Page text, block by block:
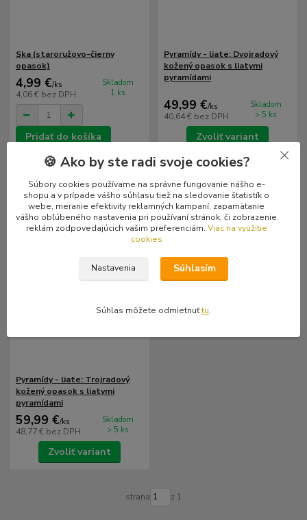
Ska (staroružovo-čierny
opasok)
4,99 €/ks
4,06 € bez DPH
Skladom
1 ks
Pridať do košíka
Pyramídy - liate: Dvojradový
kožený opasok s liatymi
pyramídami
49,99 €/ks
40,64 € bez DPH
Skladom
> 5 ks
Zvoliť variant
Pyramídy - liate: Trojradový
kožený opasok s liatymi
pyramídami
59,99 €/ks
48,77 € bez DPH
Skladom
> 5 ks
Zvoliť variant
strana z 1
🍪 Ako by ste radi svoje cookies?
Súbory cookies používame na správne fungovanie nášho e-
shopu a v prípade vášho súhlasu tiež na sledovanie štatistík o
webe, meranie efektivity reklamných kampaní, zapamätanie
vášho obľúbeného nastavenia pri používaní stránok, či zobrazenie
reklám zodpovedajúcich vašim preferenciám. Viac na využitie
cookies
Nastavenia Súhlasím
Súhlas môžete odmietnuťtu.